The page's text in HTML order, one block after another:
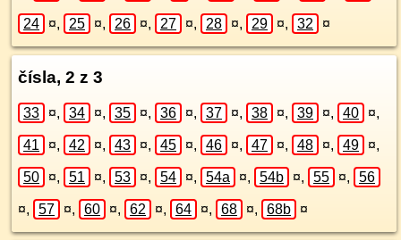
24 ¤, 25 ¤, 26 ¤, 27 ¤, 28 ¤, 29 ¤, 32 ¤
čísla, 2 z 3
33 ¤, 34 ¤, 35 ¤, 36 ¤, 37 ¤, 38 ¤, 39 ¤, 40 ¤,
41 ¤, 42 ¤, 43 ¤, 45 ¤, 46 ¤, 47 ¤, 48 ¤, 49 ¤,
50 ¤, 51 ¤, 53 ¤, 54 ¤, 54a ¤, 54b ¤, 55 ¤, 56
¤, 57 ¤, 60 ¤, 62 ¤, 64 ¤, 68 ¤, 68b ¤